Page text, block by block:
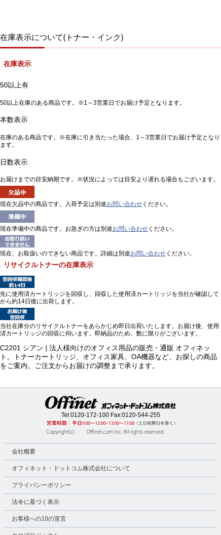
在庫表示について(トナー・インク)
在庫表示
50以上有
50以上在庫のある商品です。※1～3営業日でお届け予定となります。
本数表示
在庫のある商品です。※在庫に引き当たった場合、1～3営業日でお届け予定となり
ます。
日数表示
お届けまでの目安納期です。※状況によっては目安より遅れる場合もございます。
現在欠品中の商品です。入荷予定は別途お問い合わせ ください。
現在準備中の商品です。お急ぎの方は別途お問い合わせ ください。
現在、お取扱いのできない商品です。詳細は別途お問い合わせ ください。
リサイクルトナーの在庫表示
先に使用済カートリッジを回収し、回収した使用済カートリッジを当社が確認して
から約14日後に出荷します。
当社在庫分のリサイクルトナーをあらかじめ即日出荷いたします。お届け後、使用
済カートリッジの回収に伺います。即納品のため、数に限りがございます。
C2201 シアン | 法人様向けのオフィス用品の販売・通販 オフィネッ
ト。トナーカートリッジ、オフィス家具、OA機器など、お探しの商品
をご案内。ご注文からお届けの調整まで承ります。
Tel:0120-172-100Fax:0120-544-255
会社概要
オフィネット・ドットコム株式会社について
プライバシーポリシー
法令に基づく表示
お客様への10の宣言